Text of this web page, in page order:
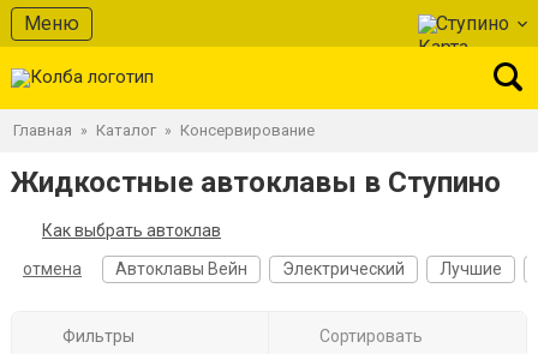
Меню Ступино
Главная » Каталог » Консервирование
Жидкостные автоклавы в Ступино
Как выбрать автоклав
отмена
Автоклавы Вейн Электрический Лучшие
Фильтры Сортировать